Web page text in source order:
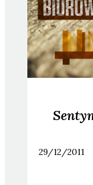
29/12/2011